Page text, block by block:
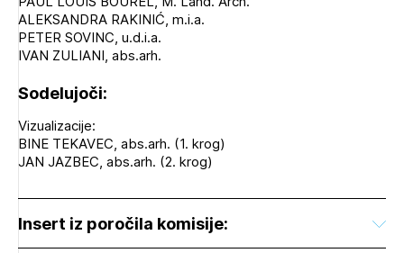
ALEKSANDRA RAKINIĆ, m.i.a.
PETER SOVINC, u.d.i.a.
IVAN ZULIANI, abs.arh.
Sodelujoči:
Vizualizacije:
BINE TEKAVEC, abs.arh. (1. krog)
JAN JAZBEC, abs.arh. (2. krog)
Insert iz poročila komisije: